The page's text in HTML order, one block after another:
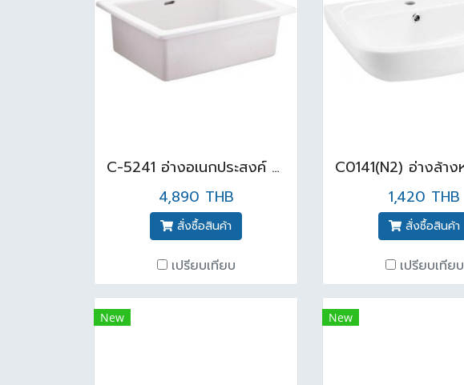
C-5241 อ่างอเนกประสงค์ 24 ขอบบาง สีขาว
4,890 THB
สั่งซื้อสินค้า
เปรียบเทียบ
1,420 THB
สั่งซื้อสินค้า
เปรียบเทียบ
New New